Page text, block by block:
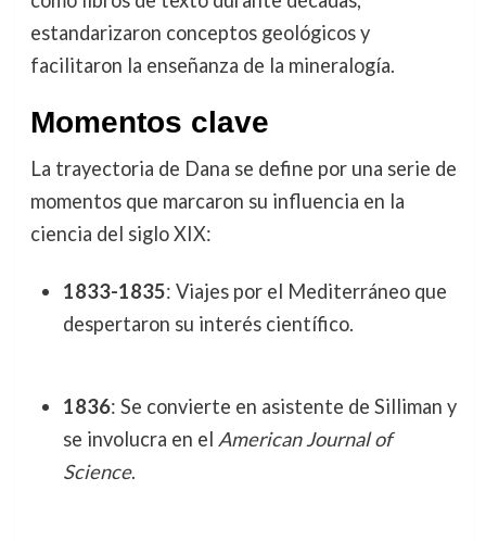
estandarizaron conceptos geológicos y
facilitaron la enseñanza de la mineralogía.
Momentos clave
La trayectoria de Dana se define por una serie de
momentos que marcaron su influencia en la
ciencia del siglo XIX:
1833-1835: Viajes por el Mediterráneo que
despertaron su interés científico.
1836: Se convierte en asistente de Silliman y
se involucra en el American Journal of
Science.